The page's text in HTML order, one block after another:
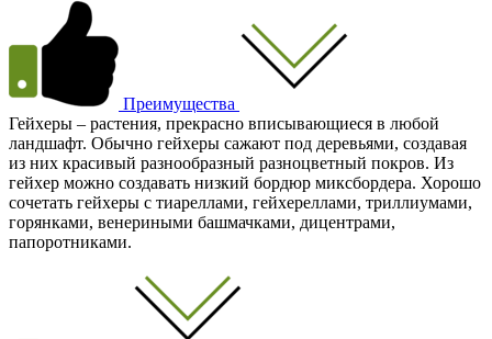
Преимущества
Гейхеры – растения, прекрасно вписывающиеся в любой
ландшафт. Обычно гейхеры сажают под деревьями, создавая
из них красивый разнообразный разноцветный покров. Из
гейхер можно создавать низкий бордюр миксбордера. Хорошо
сочетать гейхеры с тиареллами, гейхереллами, триллиумами,
горянками, венериными башмачками, дицентрами,
папоротниками.